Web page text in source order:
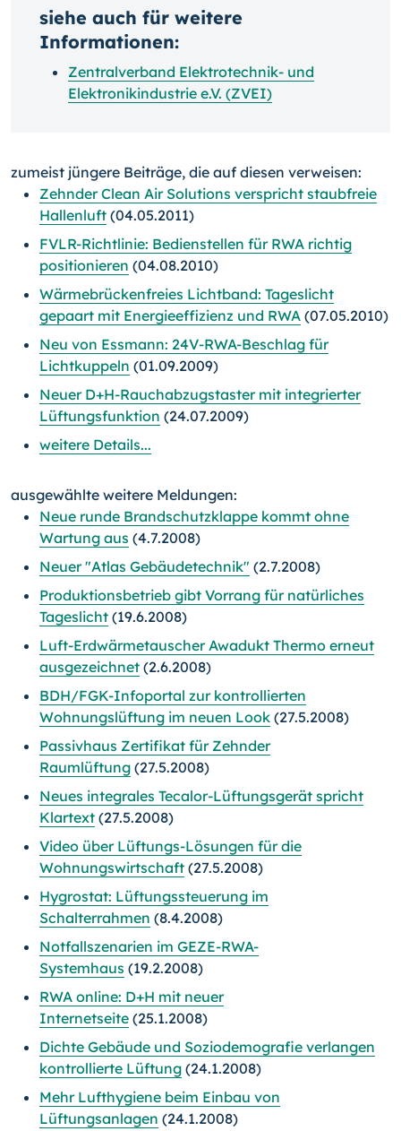
siehe auch für weitere
Informationen:
Zentralverband Elektrotechnik- und
Elektronikindustrie e.V. (ZVEI)
zumeist jüngere Beiträge, die auf diesen verweisen:
Zehnder Clean Air Solutions verspricht staubfreie
Hallenluft (04.05.2011)
FVLR-Richtlinie: Bedienstellen für RWA richtig
positionieren (04.08.2010)
Wärmebrückenfreies Lichtband: Tageslicht
gepaart mit Energieeffizienz und RWA (07.05.2010)
Neu von Essmann: 24V-RWA-Beschlag für
Lichtkuppeln (01.09.2009)
Neuer D+H-Rauchabzugstaster mit integrierter
Lüftungsfunktion (24.07.2009)
weitere Details...
ausgewählte weitere Meldungen:
Neue runde Brandschutzklappe kommt ohne
Wartung aus (4.7.2008)
Neuer "Atlas Gebäudetechnik" (2.7.2008)
Produktionsbetrieb gibt Vorrang für natürliches
Tageslicht (19.6.2008)
Luft-Erdwärmetauscher Awadukt Thermo erneut
ausgezeichnet (2.6.2008)
BDH/FGK-Infoportal zur kontrollierten
Wohnungslüftung im neuen Look (27.5.2008)
Passivhaus Zertifikat für Zehnder
Raumlüftung (27.5.2008)
Neues integrales Tecalor-Lüftungsgerät spricht
Klartext (27.5.2008)
Video über Lüftungs-Lösungen für die
Wohnungswirtschaft (27.5.2008)
Hygrostat: Lüftungssteuerung im
Schalterrahmen (8.4.2008)
Notfallszenarien im GEZE-RWA-
Systemhaus (19.2.2008)
RWA online: D+H mit neuer
Internetseite (25.1.2008)
Dichte Gebäude und Soziodemografie verlangen
kontrollierte Lüftung (24.1.2008)
Mehr Lufthygiene beim Einbau von
Lüftungsanlagen (24.1.2008)